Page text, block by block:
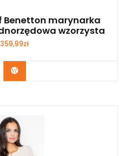
Benetton marynarka
wzorzysta
359,99zł
Kup Teraz